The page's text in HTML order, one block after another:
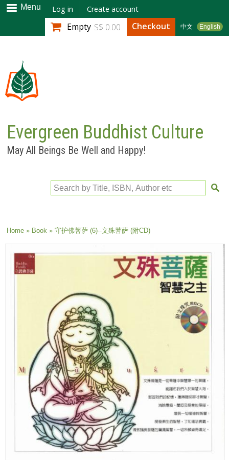
Skip to
main
content
Menu Log in Create account
中文 English
Empty S$ 0.00 Checkout
Evergreen Buddhist Culture
May All Beings Be Well and Happy!
Search by Title, ISBN, Author etc
You are here
Home» Book» 守护佛菩萨 (6)--文殊菩萨 (附CD)